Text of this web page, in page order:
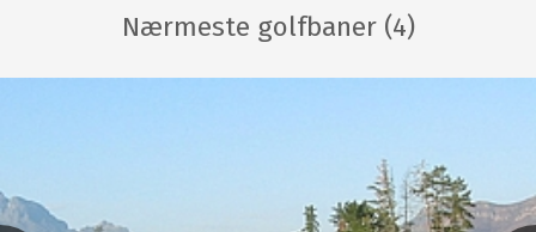
Nærmeste golfbaner (4)